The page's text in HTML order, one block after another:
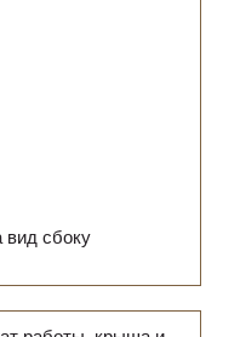
вид сбоку